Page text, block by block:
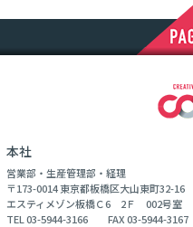
本社
営業部・生産管理部・経理
〒173-0014 東京都板橋区大山東町32-16
エスティメゾン板橋Ｃ6 2Ｆ 002号室
TEL 03-5944-3166 FAX 03-5944-3167